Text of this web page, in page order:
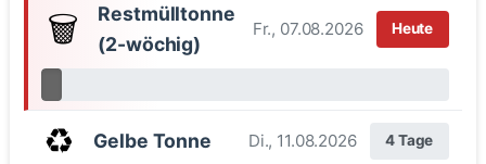
🗑️
Restmülltonne
(2-wöchig)
Fr., 07.08.2026 Heute
♻️ Gelbe Tonne Di., 11.08.2026 4 Tage